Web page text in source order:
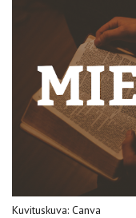
Kuvituskuva: Canva